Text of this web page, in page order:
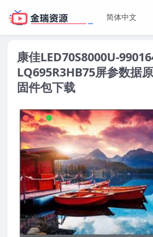
康佳LED70S8000U-
LQ695R3HB75屏参数据
固件包下载